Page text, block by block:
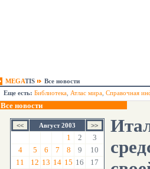
MEGATIS
Все новости
Еще есть: Библиотека Атлас мира Справочная
Все новости
Август 2003
1 2
3
4
5 6 7 8 9
10
11
12 13 14 15 16
17